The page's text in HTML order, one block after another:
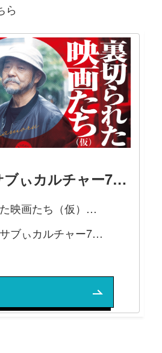
ら
「押井守のサブぃカルチャー70年」の記事
裏切られた映画たち（仮）【2024年10月号 押井守連載 ＃10『ミスト』】
押井守のサブぃカルチャー70年「YouTubeの巻 その33」 【2023年6月号 押井守 連載第68回・最終回】